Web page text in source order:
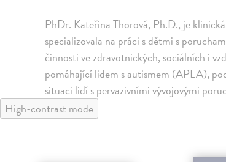
PhDr. Kateřina Thorová, Ph.D., je
specializovala na práci s dětmi s
činnosti ve zdravotnických, sociálních i
pomáhající lidem s autismem (APLA),
situaci lidí s pervazivními vývojovými
High-contrast mode